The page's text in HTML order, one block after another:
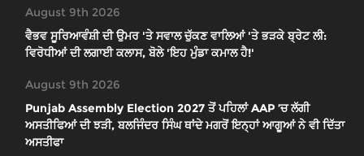
August 9th 2026
ਵੈਭਵ ਸੂਰਿਆਵੰਸ਼ੀ ਦੀ ਉਮਰ 'ਤੇ ਸਵਾਲ ਚੁੱਕਣ ਵਾਲਿਆਂ 'ਤੇ ਭੜਕੇ ਬ੍ਰੇਟ ਲੀ:
ਵਿਰੋਧੀਆਂ ਦੀ ਲਗਾਈ ਕਲਾਸ, ਬੋਲੇ 'ਇਹ ਮੁੰਡਾ ਕਮਾਲ ਹੈ!'
August 9th 2026
Punjab Assembly Election 2027 ਤੋਂ ਪਹਿਲਾਂ AAP ’ਚ ਲੱਗੀ
ਅਸਤੀਫਿਆਂ ਦੀ ਝੜੀ, ਬਲਜਿੰਦਰ ਸਿੰਘ ਥਾਂਦੇ ਮਗਰੋਂ ਇਨ੍ਹਾਂ ਆਗੂਆਂ ਨੇ ਵੀ ਦਿੱਤਾ
ਅਸਤੀਫਾ